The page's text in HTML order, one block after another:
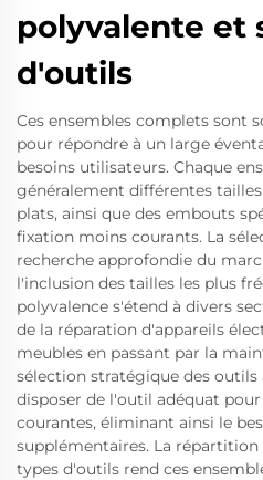
polyvalente et
d'outils
Ces ensembles complets sont
pour répondre à un large
besoins utilisateurs. Chaque
généralement différentes
plats, ainsi que des embouts
fixation moins courants. La
recherche approfondie du
l'inclusion des tailles les plus
polyvalence s'étend à divers
de la réparation d'appareils
meubles en passant par la
sélection stratégique des outils
disposer de l'outil adéquat
courantes, éliminant ainsi le
supplémentaires. La
types d'outils rend ces